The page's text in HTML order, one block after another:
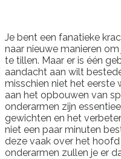
Je bent een fanatieke
naar nieuwe manieren
te tillen. Maar er is één
aandacht aan wilt
misschien niet het eerste
aan het opbouwen van
onderarmen zijn
gewichten en het
niet een paar minuten
deze vaak over het
onderarmen zullen je er